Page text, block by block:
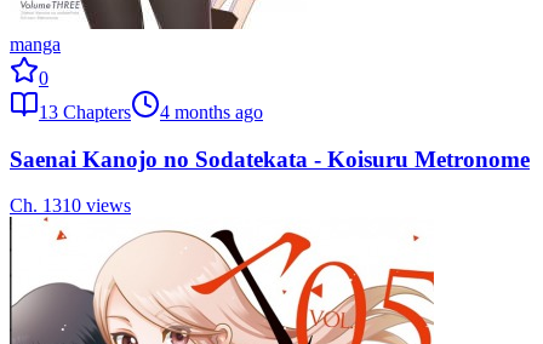
manga
0
13 Chapters 4 months ago
Saenai Kanojo no Sodatekata - Koisuru Metronome
Ch. 1310 views